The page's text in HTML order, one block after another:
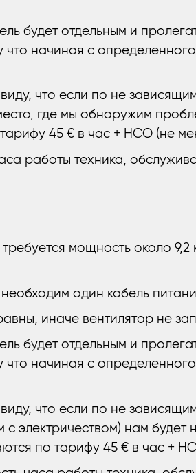
будет отдельным и
что начиная с
что если по не
где мы обнаружим
45 € в час + НСО (не
работы техника,
мощность около
один кабель
иначе вентилятор не
будет отдельным и
что начиная с
что если по не
электричеством) нам будет
по тарифу 45 € в час +